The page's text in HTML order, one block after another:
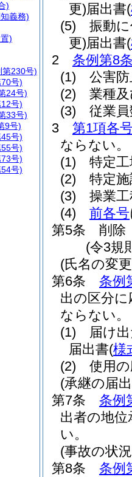
更)届出書(
(5)
振動
更)届出書(
2
条例第8
(1)
公害
(2)
業種
(3)
従業
3
第1項各
ならない。
(1)
特定
(2)
特定
(3)
操業
(4)
前各号
第5条
削除
(令3規
(氏名の変
第6条
条例
出の区分に
ならない。
(1)
届け
届出書(様
(2)
使用
(承継の届
第7条
条例
出者の地位
い。
(事故の状
第8条
条例
)
義務)
)
230号)
号)
24号)
号)
33号)
9号)
号)
号)
号)
号)